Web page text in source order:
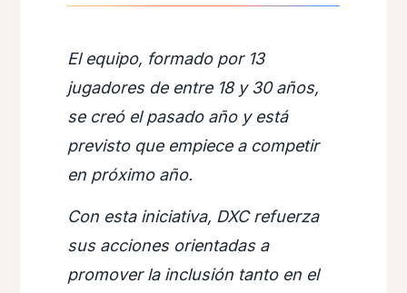
El equipo, formado por 13
jugadores de entre 18 y 30 años,
se creó el pasado año y está
previsto que empiece a competir
en próximo año.
Con esta iniciativa, DXC refuerza
sus acciones orientadas a
promover la inclusión tanto en el